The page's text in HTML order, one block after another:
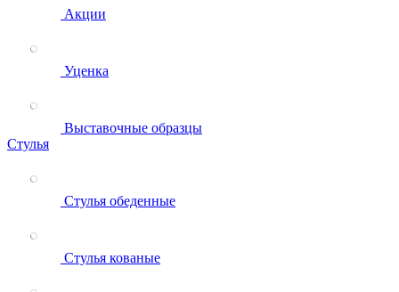
Акции
Уценка
Выставочные образцы
Стулья
Стулья обеденные
Стулья кованые